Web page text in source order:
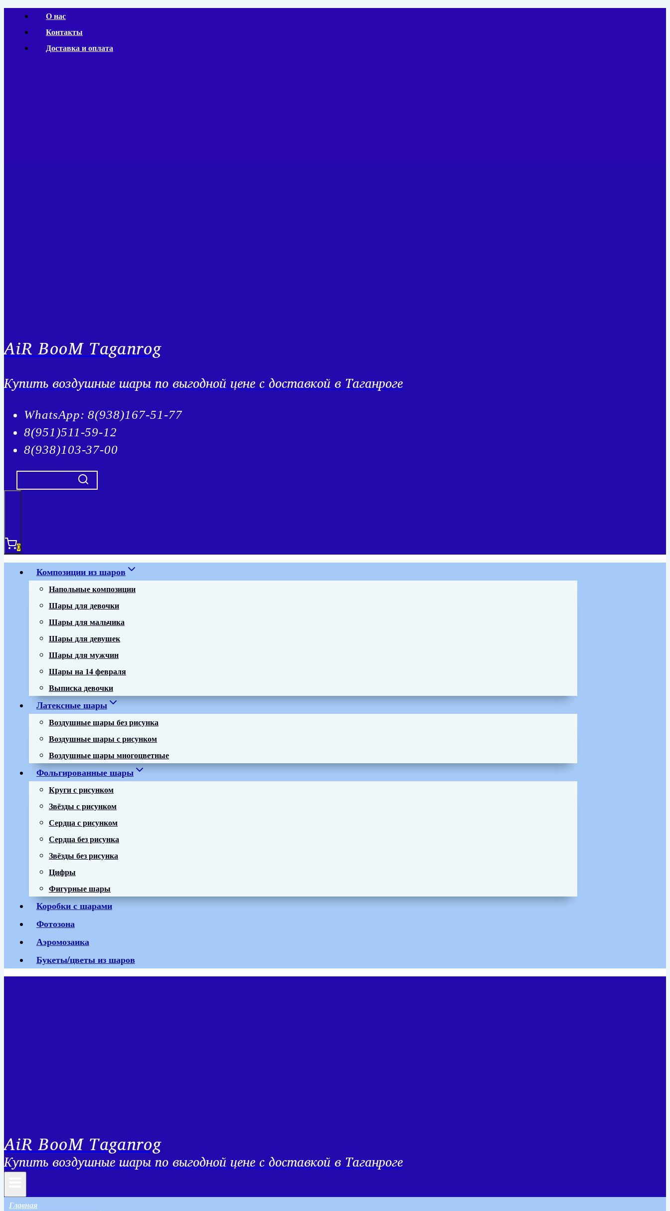
Перейти
содержимому
О нас
Контакты
Доставка и оплата
AiR BooM Taganrog
Купить воздушные шары по выгодной цене с доставкой в Таганроге
WhatsApp: 8(938)167-51-77
8(951)511-59-12
8(938)103-37-00
0
Композиции из шаров
Напольные композиции
Шары для девочки
Шары для мальчика
Шары для девушек
Шары для мужчин
Шары на 14 февраля
Выписка девочки
Латексные шары
Воздушные шары без рисунка
Воздушные шары с рисунком
Воздушные шары многоцветные
Фольгированные шары
Круги с рисунком
Звёзды с рисунком
Сердца с рисунком
Сердца без рисунка
Звёзды без рисунка
Цифры
Фигурные шары
Коробки с шарами
Фотозона
Аэромозаика
Букеты/цветы из шаров
AiR BooM Taganrog
Купить воздушные шары по выгодной цене с доставкой в Таганроге
Главная